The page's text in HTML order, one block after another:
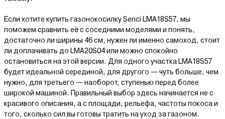
Если хотите купить газонокосилку Senci LMA18S57, мы
поможем сравнить её с соседними моделями и понять,
достаточно ли ширины 46 см, нужен ли именно самоход, стоит
ли доплачивать до LMA20S04 или можно спокойно
остановиться на этой версии. Для одного участка LMA18S57
будет идеальной серединой, для другого — чуть больше, чем
нужно, для третьего — наоборот, ступенью перед более
широкой машиной. Правильный выбор здесь начинается не с
красивого описания, а с площади, рельефа, частоты покоса и
того, сколько сил вы готовы тратить на уход за газоном.